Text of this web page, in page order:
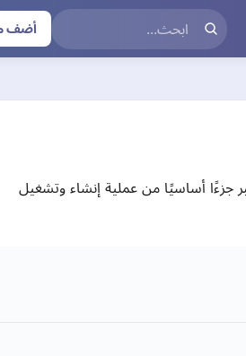
أضف
جزءًا أساسيًا من عملية إنشاء وتشغيل